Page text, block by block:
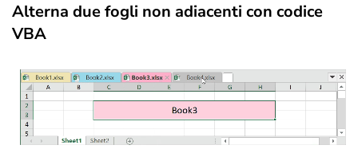
Alterna due fogli non adiacenti con codice
VBA